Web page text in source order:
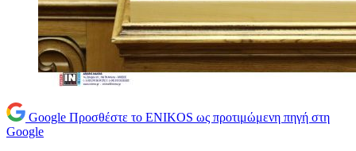
Google Προσθέστε το ENIKOS ως προτιμώμενη πηγή στη
Google